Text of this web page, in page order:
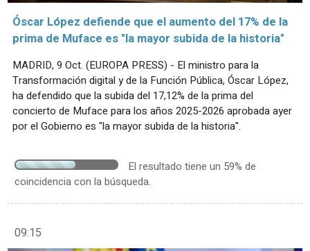
Óscar López defiende que el aumento del 17% de la
prima de Muface es "la mayor subida de la historia"
MADRID, 9 Oct. (EUROPA PRESS) - El ministro para la
Transformación digital y de la Función Pública, Óscar López,
ha defendido que la subida del 17,12% de la prima del
concierto de Muface para los años 2025-2026 aprobada ayer
por el Gobierno es "la mayor subida de la historia".
El resultado tiene un 59% de
coincidencia con la búsqueda.
09:15